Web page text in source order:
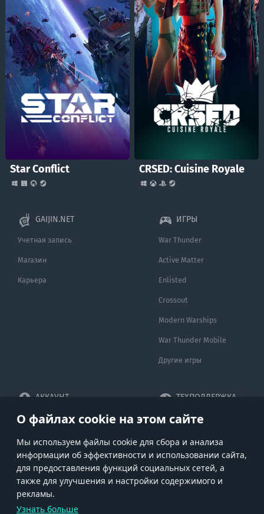
О файлах cookie на этом сайте
Мы используем файлы cookie для сбора и анализа
информации об эффективности и использовании сайта,
для предоставления функций социальных сетей, а
также для улучшения и настройки содержимого и
рекламы.
Узнать больше
Star Conflict CRSED: Cuisine Royale
GAIJIN.NET
Учетная запись
Магазин
Карьера
ИГРЫ
War Thunder
Active Matter
Enlisted
Crossout
Modern Warships
War Thunder Mobile
Другие игры
АККАУНТ
Не можете войти в
систему?
Создать аккаунт
Использовать код
ТЕХПОДДЕРЖКА
Сайт поддержки
Помогите!